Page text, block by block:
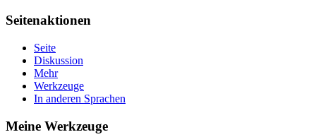
Seitenaktionen
Seite
Diskussion
Mehr
Werkzeuge
In anderen Sprachen
Meine Werkzeuge